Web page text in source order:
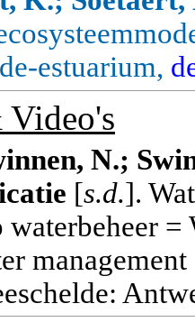
estuarium,
N.;
[s.d.].